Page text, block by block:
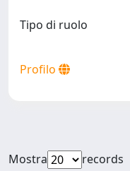
Tipo di ruolo
Profilo
Mostra
records